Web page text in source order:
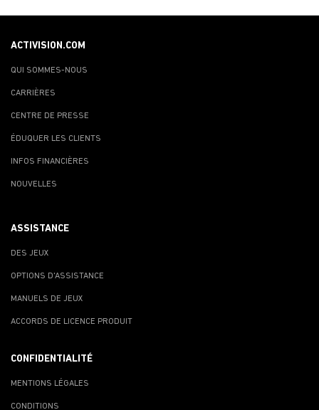
ACTIVISION.COM
QUI SOMMES-NOUS
CARRIÈRES
CENTRE DE PRESSE
ÉDUQUER LES CLIENTS
INFOS FINANCIÈRES
NOUVELLES
ASSISTANCE
DES JEUX
OPTIONS D'ASSISTANCE
MANUELS DE JEUX
ACCORDS DE LICENCE PRODUIT
CONFIDENTIALITÉ
MENTIONS LÉGALES
CONDITIONS